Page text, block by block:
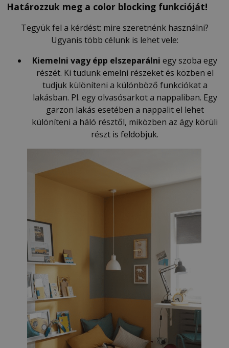
Határozzuk meg a color blocking funkcióját!
Tegyük fel a kérdést: mire szeretnénk használni?
Ugyanis több célunk is lehet vele:
Kiemelni vagy épp elszeparálni egy szoba egy
részét. Ki tudunk emelni részeket és közben el
tudjuk különíteni a különböző funkciókat a
lakásban. Pl. egy olvasósarkot a nappaliban. Egy
garzon lakás esetében a nappalit el lehet
különíteni a háló résztől, miközben az ágy körüli
részt is feldobjuk.